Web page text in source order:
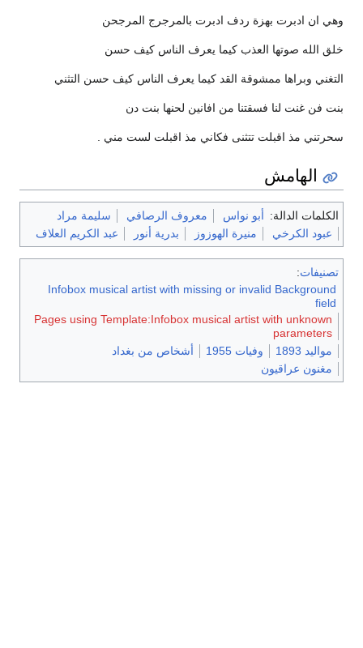
وهي ان ادبرت بهزة ردف ادبرت بالمرجرج المرجحن
خلق الله صوتها العذب كيما يعرف الناس كيف حسن
التغني وبراها ممشوقة القد كيما يعرف الناس كيف حسن التثني
بنت فن غنت لنا فسقتنا من افانين لحنها بنت دن
سحرتني مذ اقبلت تتثنى فكاني مذ اقبلت لست مني .
الهامش
الكلمات الدالة: أبو نواس معروف الرصافي
سليمة مراد
عبود الكرخي
منيرة الهوزوز بدرية أنور عبد الكريم العلاف
تصنيفات:
Infobox musical artist with missing or invalid Background
field
Pages using Template:Infobox musical artist with unknown
parameters
مواليد 1893
وفيات 1955
أشخاص من بغداد
مغنون عراقيون